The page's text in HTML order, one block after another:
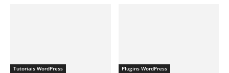
Tutoriais WordPress Plugins WordPress